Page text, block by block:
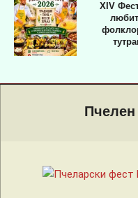
XIV